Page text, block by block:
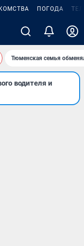
ПОГОДА
Тюменская семья
водителя и